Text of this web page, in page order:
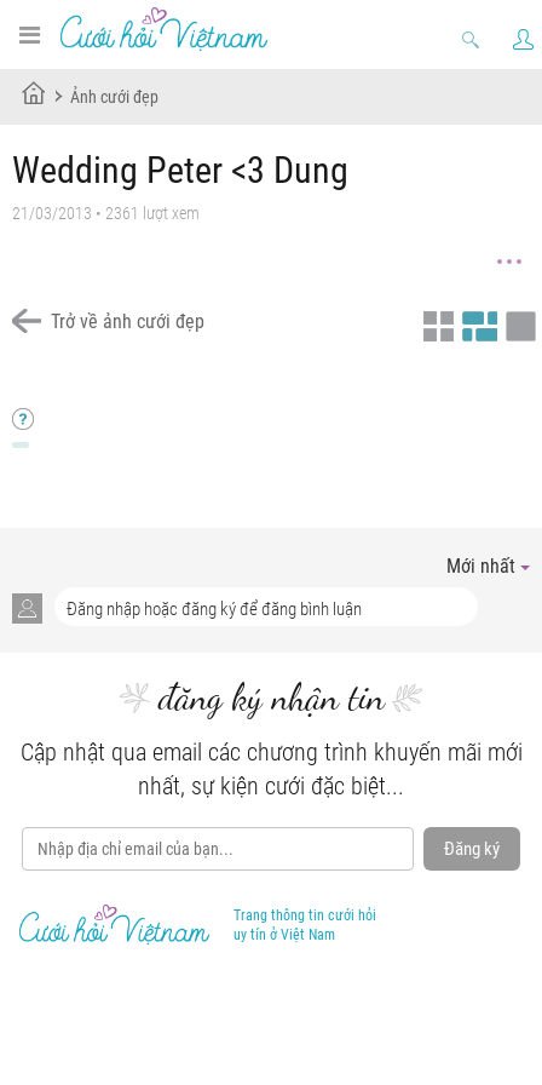
Ảnh cưới đẹp
Wedding Peter <3 Dung
21/03/2013 • 2361 lượt xem
Trở về ảnh cưới đẹp
Anh Cuoi Lin Do
Mới nhất
đăng ký nhận tin
Cập nhật qua email các chương trình khuyến mãi mới
nhất, sự kiện cưới đặc biệt...
Đăng ký
Trang thông tin cưới hỏi
uy tín ở Việt Nam